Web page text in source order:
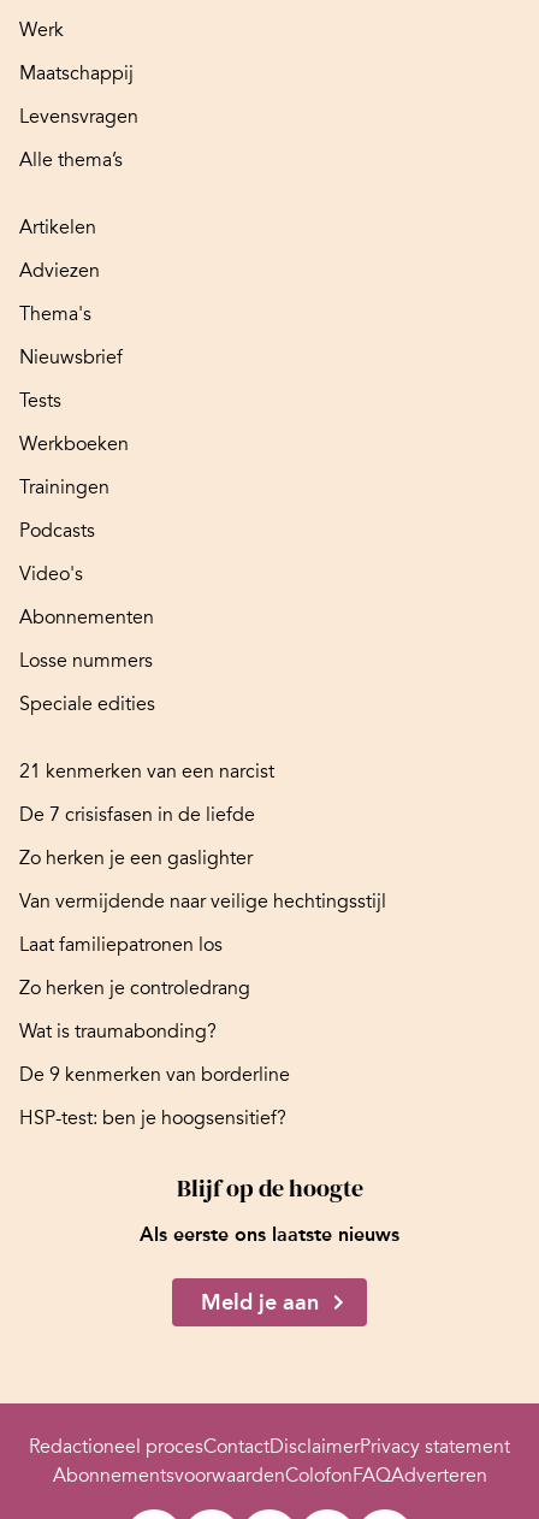
Werk
Maatschappij
Levensvragen
Alle thema’s
Artikelen
Adviezen
Thema's
Nieuwsbrief
Tests
Werkboeken
Trainingen
Podcasts
Video's
Abonnementen
Losse nummers
Speciale edities
21 kenmerken van een narcist
De 7 crisisfasen in de liefde
Zo herken je een gaslighter
Van vermijdende naar veilige hechtingsstijl
Laat familiepatronen los
Zo herken je controledrang
Wat is traumabonding?
De 9 kenmerken van borderline
HSP-test: ben je hoogsensitief?
Blijf op de hoogte
Als eerste ons laatste nieuws
Meld je aan
Redactioneel procesContactDisclaimerPrivacy statement
AbonnementsvoorwaardenColofonFAQAdverteren